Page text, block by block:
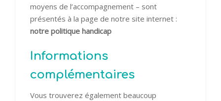
moyens de l’accompagnement – sont
présentés à la page de notre site internet :
notre politique handicap
Informations
complémentaires
Vous trouverez également beaucoup